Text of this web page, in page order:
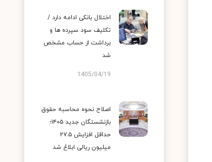
اختلال بانکی ادامه دارد /
تکلیف سود سپرده ها و
برداشت از حساب مشخص
شد
1405/04/19
اصلاح نحوه محاسبه حقوق
بازنشستگان جدید ۱۴۰۵؛
حداقل افزایش ۲۷.۵
میلیون ریالی ابلاغ شد